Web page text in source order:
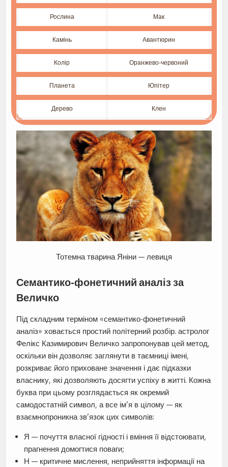
Рослина Мак
Камінь Авантюрин
Колір Оранжево-червоний
Планета Юпітер
Дерево Клен
Тотемна тварина Яніни — левиця
Семантико-фонетичний аналіз за
Величко
Під складним терміном «семантико-фонетичний
аналіз» ховається простий політерний розбір. астролог
Фелікс Казимирович Величко запропонував цей метод,
оскільки він дозволяє заглянути в таємниці імені,
розкриває його приховане значення і дає підказки
власнику, які дозволяють досягти успіху в житті. Кожна
буква при цьому розглядається як окремий
самодостатній символ, а все ім’я в цілому — як
взаємнопроникна зв’язок цих символів:
Я — почуття власної гідності і вміння її відстоювати,
прагнення домогтися поваги;
Н — критичне мислення, неприйняття інформації на